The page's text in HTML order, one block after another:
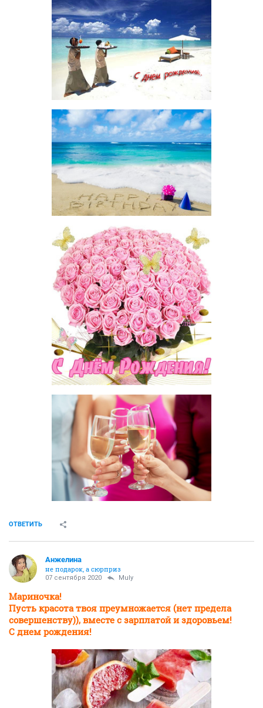
ОТВЕТИТЬ
Aнжелина
не подарок, а сюрприз
07 сентября 2020 Muly
Мариночка!
Пусть красота твоя преумножается (нет предела
совершенству)), вместе с зарплатой и здоровьем!
С днем рождения!